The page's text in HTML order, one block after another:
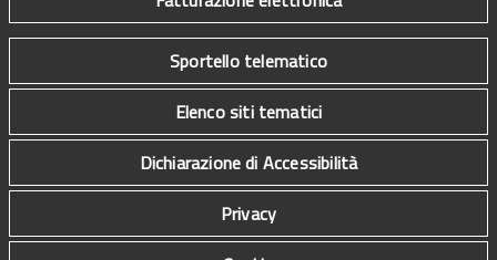
Sportello telematico
Elenco siti tematici
Dichiarazione di Accessibilità
Privacy